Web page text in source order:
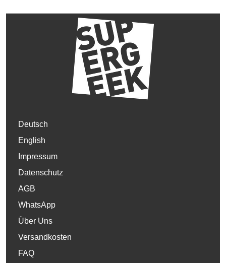
Deutsch
English
Impressum
Datenschutz
AGB
WhatsApp
Über Uns
Versandkosten
FAQ